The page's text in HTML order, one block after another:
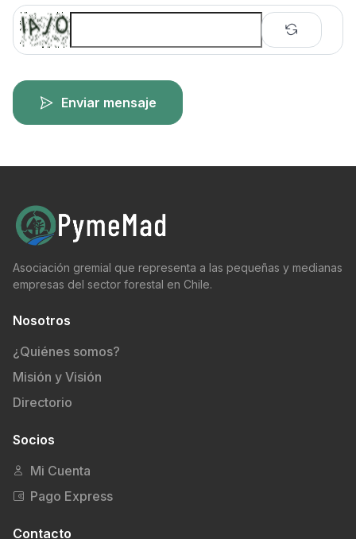
Enviar mensaje
Asociación gremial que representa a las pequeñas y medianas
empresas del sector forestal en Chile.
Nosotros
¿Quiénes somos?
Misión y Visión
Directorio
Socios
Mi Cuenta
Pago Express
Contacto